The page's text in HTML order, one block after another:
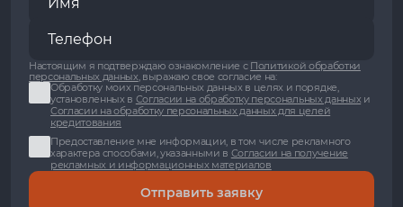
Настоящим я подтверждаю ознакомление с Политикой обработки
персональных данных, выражаю свое согласие на:
Обработку моих персональных данных в целях и порядке,
установленных в Согласии на обработку персональных данныхи
Согласии на обработку персональных данных для целей
кредитования
Предоставление мне информации, в том числе рекламного
характера способами, указанными в Согласии на получение
рекламных и информационных материалов
Отправить заявку